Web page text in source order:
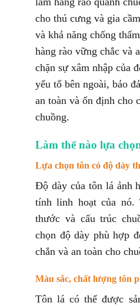
cho thú cưng và gia
và khả năng chống
hàng rào vững chắc và
chặn sự xâm nhập của
yếu tố bên ngoài, bảo
an toàn và ổn định cho
chuồng.
Làm thế nào lựa
Lựa chọn tôn có độ dày
Độ dày của tôn lá ảnh
tính linh hoạt của nó.
thước và cấu trúc
chọn độ dày phù hợp
chắn và an toàn cho
Màu sắc, chất lượng tôn
Tôn lá có thể được